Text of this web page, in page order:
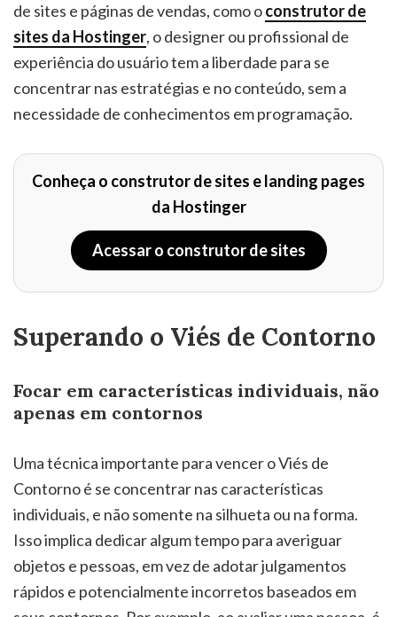
de sites e páginas de vendas, como oconstrutor de
sites da Hostinger, o designer ou profissional de
experiência do usuário tem a liberdade para se
concentrar nas estratégias e no conteúdo, sem a
necessidade de conhecimentos em programação.
Conheça o construtor de sites e landing pages
da Hostinger
Acessar o construtor de sites
Superando o Viés de Contorno
Focar em características individuais, não
apenas em contornos
Uma técnica importante para vencer o Viés de
Contorno é se concentrar nas características
individuais, e não somente na silhueta ou na forma.
Isso implica dedicar algum tempo para averiguar
objetos e pessoas, em vez de adotar julgamentos
rápidos e potencialmente incorretos baseados em